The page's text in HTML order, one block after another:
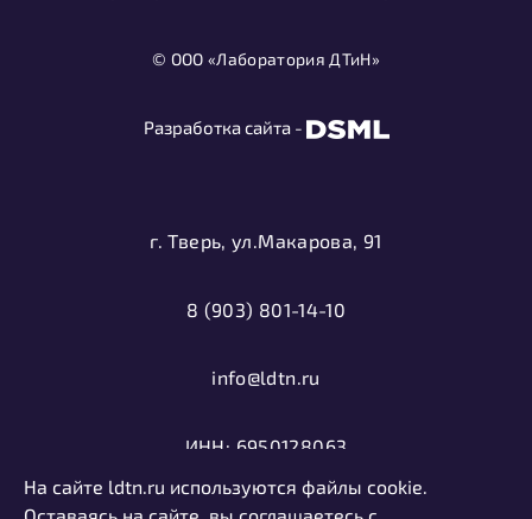
© ООО «Лаборатория ДТиН»
Разработка сайта -
г. Тверь, ул.Макарова, 91
8 (903) 801-14-10
info@ldtn.ru
ИНН: 6950128063
ОГРН: 1116952000406
На сайте ldtn.ru используются файлы cookie.